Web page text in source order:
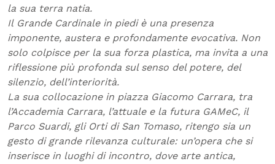
la sua terra natia.
Il Grande Cardinale in piedi è una presenza
imponente, austera e profondamente evocativa. Non
solo colpisce per la sua forza plastica, ma invita a una
riflessione più profonda sul senso del potere, del
silenzio, dell’interiorità.
La sua collocazione in piazza Giacomo Carrara, tra
l’Accademia Carrara, l’attuale e la futura GAMeC, il
Parco Suardi, gli Orti di San Tomaso, ritengo sia un
gesto di grande rilevanza culturale: un’opera che si
inserisce in luoghi di incontro, dove arte antica,